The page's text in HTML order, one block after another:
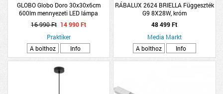
GLOBO Globo Doro 30x30x6cm
600lm mennyezeti LED lámpa
16 990 Ft 14 990 Ft
Praktiker
A bolthoz
Info
RÁBALUX 2624 BRIELLA Függeszték
G9 8X28W, króm
48 499 Ft
Media Markt
A bolthoz
Info